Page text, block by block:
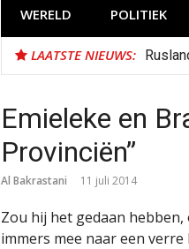
WERELD POLITIEK
LAATSTE NIEUWS:
Emieleke en
Provinciën”
Al Bakrastani 11 juli 2014
Zou hij het gedaan
immers mee naar een